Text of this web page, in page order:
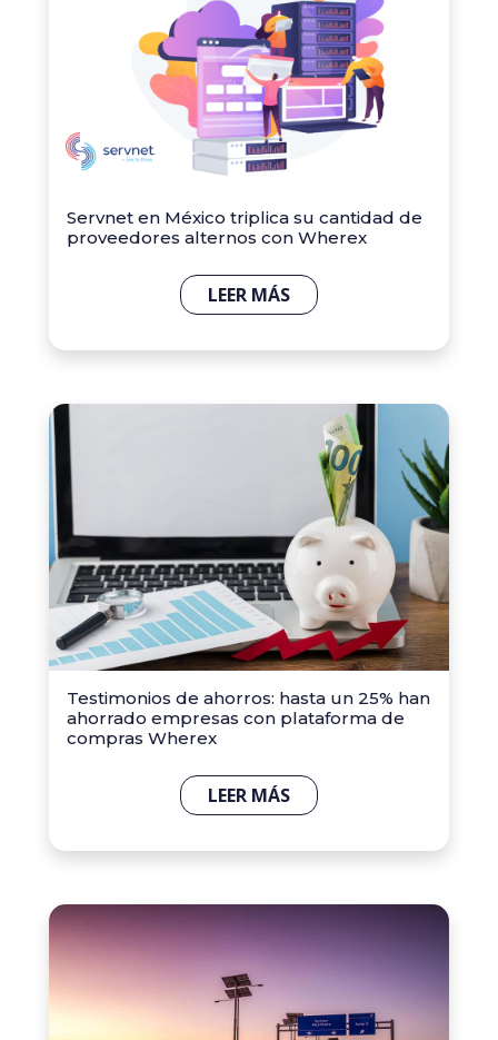
Servnet en México triplica su cantidad de
proveedores alternos con Wherex
LEER MÁS
Testimonios de ahorros: hasta un 25% han
ahorrado empresas con plataforma de
compras Wherex
LEER MÁS